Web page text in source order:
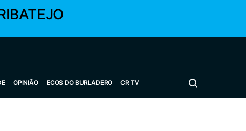
OPINIÃO ECOS DO BURLADERO CR TV